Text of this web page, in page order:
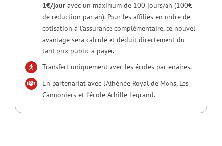
1€/jouravec un maximum de 100 jours/an (100€
de réduction par an). Pour les affiliés en ordre de
cotisation à l’assurance complémentaire, ce nouvel
avantage sera calculé et déduit directement du
tarif prix public à payer.
Transfert uniquement avec les écoles partenaires.
En partenariat avec l’Athénée Royal de Mons, Les
Cannoniers et l’école Achille Legrand.